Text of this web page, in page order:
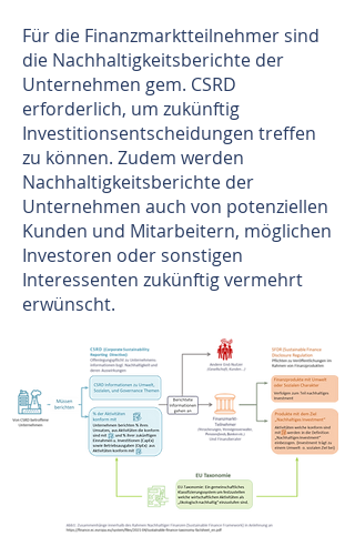
Für die Finanzmarktteilnehmer sind
die Nachhaltigkeitsberichte der
Unternehmen gem. CSRD
erforderlich, um zukünftig
Investitionsentscheidungen treffen
zu können. Zudem werden
Nachhaltigkeitsberichte der
Unternehmen auch von potenziellen
Kunden und Mitarbeitern, möglichen
Investoren oder sonstigen
Interessenten zukünftig vermehrt
erwünscht.